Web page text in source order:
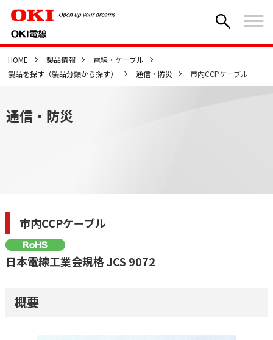
HOME 製品情報
電線・ケーブル
製品を探す（製品分類から探す）
通信・防災 市内CCPケーブル
通信・防災
市内CCPケーブル
日本電線工業会規格 JCS 9072
概要